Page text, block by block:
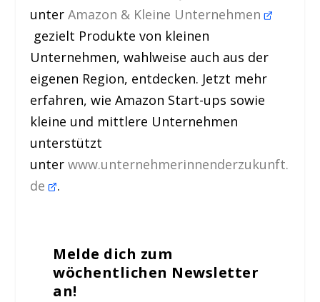
unterAmazon & Kleine Unternehmen
gezielt Produkte von kleinen
Unternehmen, wahlweise auch aus der
eigenen Region, entdecken. Jetzt mehr
erfahren, wie Amazon Start-ups sowie
kleine und mittlere Unternehmen
unterstützt
unterwww.unternehmerinnenderzukunft.
de .
Melde dich zum
wöchentlichen Newsletter
an!